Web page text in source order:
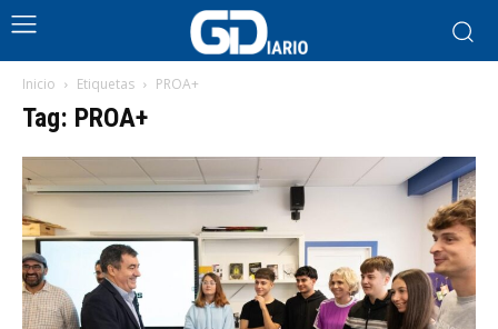
Inicio Etiquetas PROA+
Tag: PROA+